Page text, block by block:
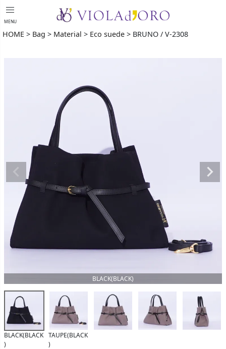
menu
MENU
HOME Bag Material Eco suede BRUNO / V-2308
BLACK(BLACK)
BLACK(BLACK
)
TAUPE(BLACK
)